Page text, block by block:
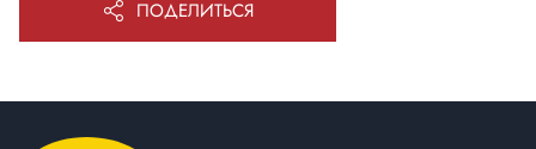
ПОДЕЛИТЬСЯ